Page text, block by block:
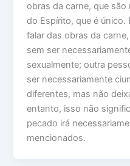
obras da carne, que
do Espírito, que é único.
falar das obras da
sem ser
sexualmente; outra
ser necessariamente
diferentes, mas não
entanto, isso não
pecado irá
mencionados.